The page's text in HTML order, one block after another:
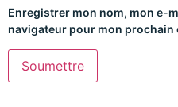
Enregistrer mon nom, mon e-
navigateur pour mon prochain